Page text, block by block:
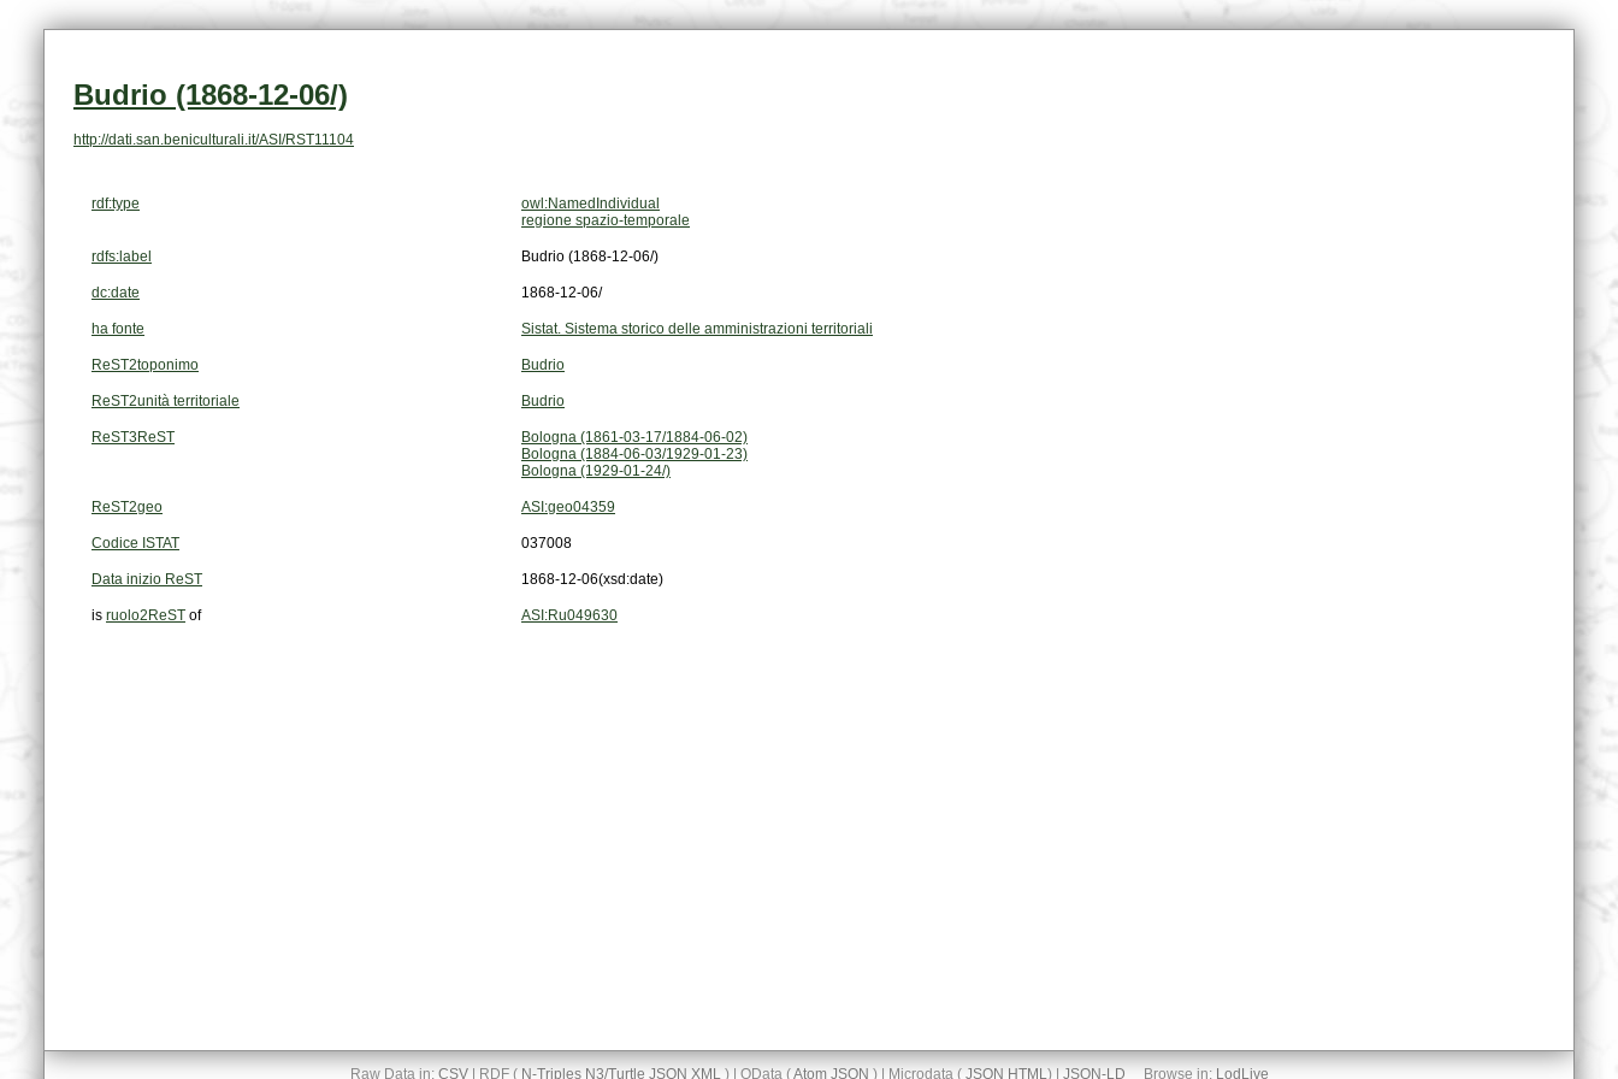
Budrio (1868-12-06/)
http://dati.san.beniculturali.it/ASI/RST11104
rdf:type
owl:NamedIndividual
regione spazio-temporale
rdfs:label Budrio (1868-12-06/)
dc:date 1868-12-06/
ha fonte Sistat. Sistema storico delle amministrazioni territoriali
ReST2toponimo Budrio
ReST2unità territoriale Budrio
ReST3ReST
Bologna (1861-03-17/1884-06-02)
Bologna (1884-06-03/1929-01-23)
Bologna (1929-01-24/)
ReST2geo ASI:geo04359
Codice ISTAT 037008
Data inizio ReST 1868-12-06(xsd:date)
is ruolo2ReST of ASI:Ru049630
Raw Data in: CSV| RDF ( N-Triples N3/Turtle JSON XML) | OData (Atom JSON ) | Microdata ( JSON HTML) | JSON-LD Browse in: LodLive